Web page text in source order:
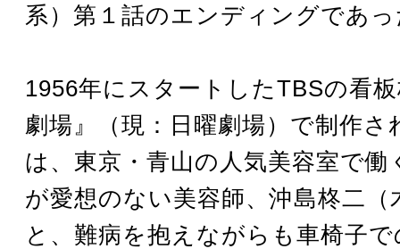
系）第１話のエンディングであ
1956年にスタートしたTBSの看
劇場』（現：日曜劇場）で制作さ
は、東京・青山の人気美容室で働
が愛想のない美容師、沖島柊二（
と、難病を抱えながらも車椅子